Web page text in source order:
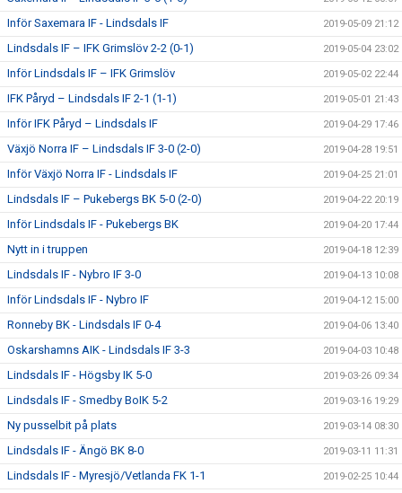
Inför Saxemara IF - Lindsdals IF 2019-05-09 21:12
Lindsdals IF – IFK Grimslöv 2-2 (0-1) 2019-05-04 23:02
Inför Lindsdals IF – IFK Grimslöv 2019-05-02 22:44
IFK Påryd – Lindsdals IF 2-1 (1-1) 2019-05-01 21:43
Inför IFK Påryd – Lindsdals IF 2019-04-29 17:46
Växjö Norra IF – Lindsdals IF 3-0 (2-0) 2019-04-28 19:51
Inför Växjö Norra IF - Lindsdals IF 2019-04-25 21:01
Lindsdals IF – Pukebergs BK 5-0 (2-0) 2019-04-22 20:19
Inför Lindsdals IF - Pukebergs BK 2019-04-20 17:44
Nytt in i truppen 2019-04-18 12:39
Lindsdals IF - Nybro IF 3-0 2019-04-13 10:08
Inför Lindsdals IF - Nybro IF 2019-04-12 15:00
Ronneby BK - Lindsdals IF 0-4 2019-04-06 13:40
Oskarshamns AIK - Lindsdals IF 3-3 2019-04-03 10:48
Lindsdals IF - Högsby IK 5-0 2019-03-26 09:34
Lindsdals IF - Smedby BoIK 5-2 2019-03-16 19:29
Ny pusselbit på plats 2019-03-14 08:30
Lindsdals IF - Ängö BK 8-0 2019-03-11 11:31
Lindsdals IF - Myresjö/Vetlanda FK 1-1 2019-02-25 10:44